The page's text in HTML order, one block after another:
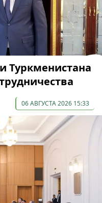
Туркменистана
06 АВГУСТА 2026 15:33